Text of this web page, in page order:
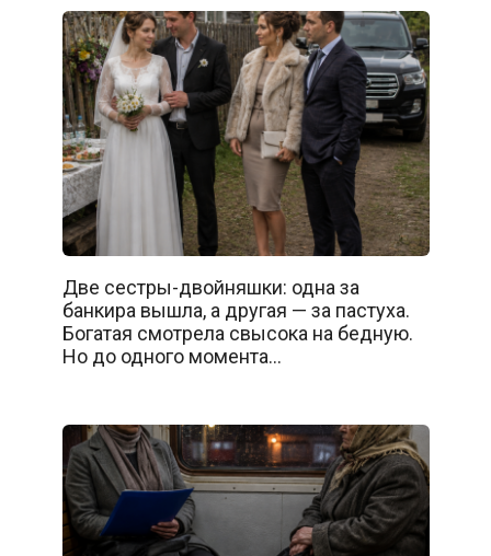
Две сестры-двойняшки: одна за
банкира вышла, а другая — за пастуха.
Богатая смотрела свысока на бедную.
Но до одного момента…